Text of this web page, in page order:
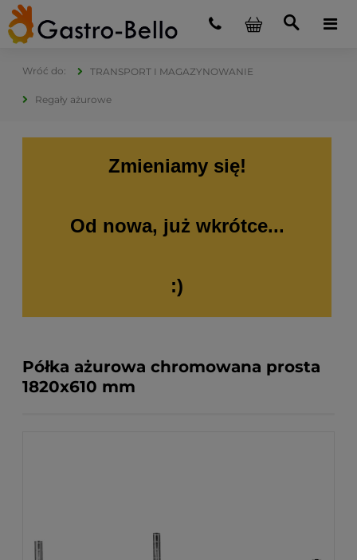
TRANSPORT I MAGAZYNOWANIE
Regały ażurowe
Zmieniamy się!
Od nowa, już wkrótce...
:)
Półka ażurowa chromowana prosta
1820x610 mm